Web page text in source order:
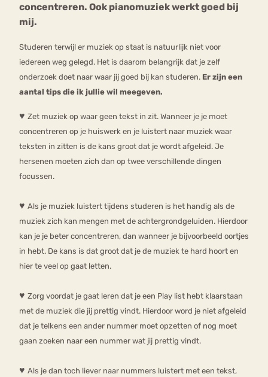
concentreren. Ook pianomuziek werkt goed bij
mij.
Studeren terwijl er muziek op staat is natuurlijk niet voor
iedereen weg gelegd. Het is daarom belangrijk dat je zelf
onderzoek doet naar waar jij goed bij kan studeren. Er zijn een
aantal tips die ik jullie wil meegeven.
♥ Zet muziek op waar geen tekst in zit. Wanneer je je moet
concentreren op je huiswerk en je luistert naar muziek waar
teksten in zitten is de kans groot dat je wordt afgeleid. Je
hersenen moeten zich dan op twee verschillende dingen
focussen.
♥ Als je muziek luistert tijdens studeren is het handig als de
muziek zich kan mengen met de achtergrondgeluiden. Hierdoor
kan je je beter concentreren, dan wanneer je bijvoorbeeld oortjes
in hebt. De kans is dat groot dat je de muziek te hard hoort en
hier te veel op gaat letten.
♥ Zorg voordat je gaat leren dat je een Play list hebt klaarstaan
met de muziek die jij prettig vindt. Hierdoor word je niet afgeleid
dat je telkens een ander nummer moet opzetten of nog moet
gaan zoeken naar een nummer wat jij prettig vindt.
♥ Als je dan toch liever naar nummers luistert met een tekst,